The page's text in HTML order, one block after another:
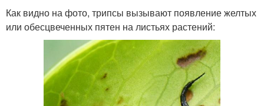
Как видно на фото, трипсы вызывают появление желтых
или обесцвеченных пятен на листьях растений: